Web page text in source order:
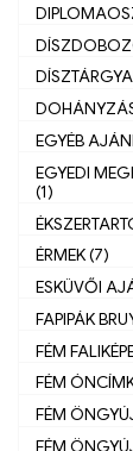
EGYÉB
EGYEDI
(1)
ÉRMEK (7)
ESKÜVŐI
FAPIPÁK
FÉM
FÉM
FÉM
FÉM